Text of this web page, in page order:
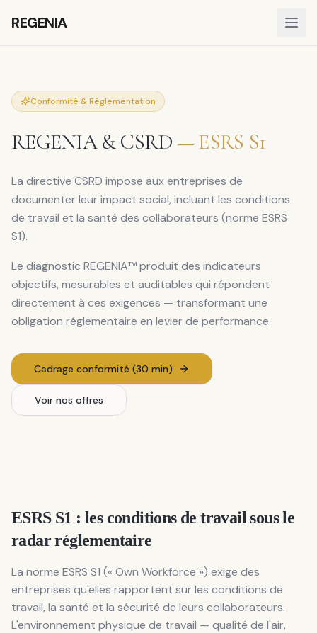
REGENIA
Conformité & Réglementation
REGENIA & CSRD — ESRS S1
La directive CSRD impose aux entreprises de
documenter leur impact social, incluant les conditions
de travail et la santé des collaborateurs (norme ESRS
S1).
Le diagnostic REGENIA™ produit des indicateurs
objectifs, mesurables et auditables qui répondent
directement à ces exigences — transformant une
obligation réglementaire en levier de performance.
Cadrage conformité (30 min)
Voir nos offres
ESRS S1 : les conditions de travail sous le
radar réglementaire
La norme ESRS S1 (« Own Workforce ») exige des
entreprises qu'elles rapportent sur les conditions de
travail, la santé et la sécurité de leurs collaborateurs.
L'environnement physique de travail — qualité de l'air,